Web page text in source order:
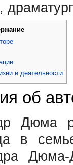
и деятельности
об
Дюма
в